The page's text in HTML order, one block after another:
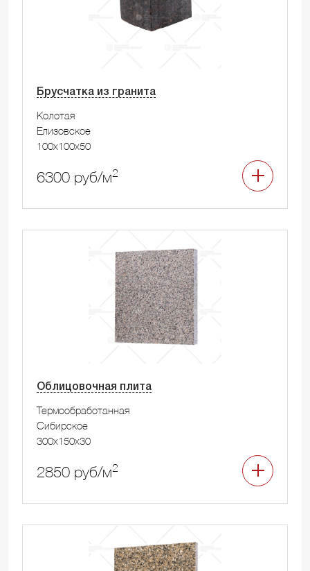
Брусчатка из гранита
Колотая
Елизовское
100x100x50
6300 руб/м2
Облицовочная плита
Термообработанная
Сибирское
300x150x30
2850 руб/м2